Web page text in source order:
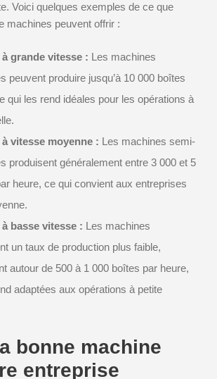
Voici quelques exemples de ce que
machines peuvent offrir :
grande vitesse : Les machines
peuvent produire jusqu’à 10 000 boîtes
qui les rend idéales pour les opérations à
vitesse moyenne : Les machines semi-
produisent généralement entre 3 000 et 5
heure, ce qui convient aux entreprises
basse vitesse : Les machines
un taux de production plus faible,
autour de 500 à 1 000 boîtes par heure,
adaptées aux opérations à petite
bonne machine
entreprise